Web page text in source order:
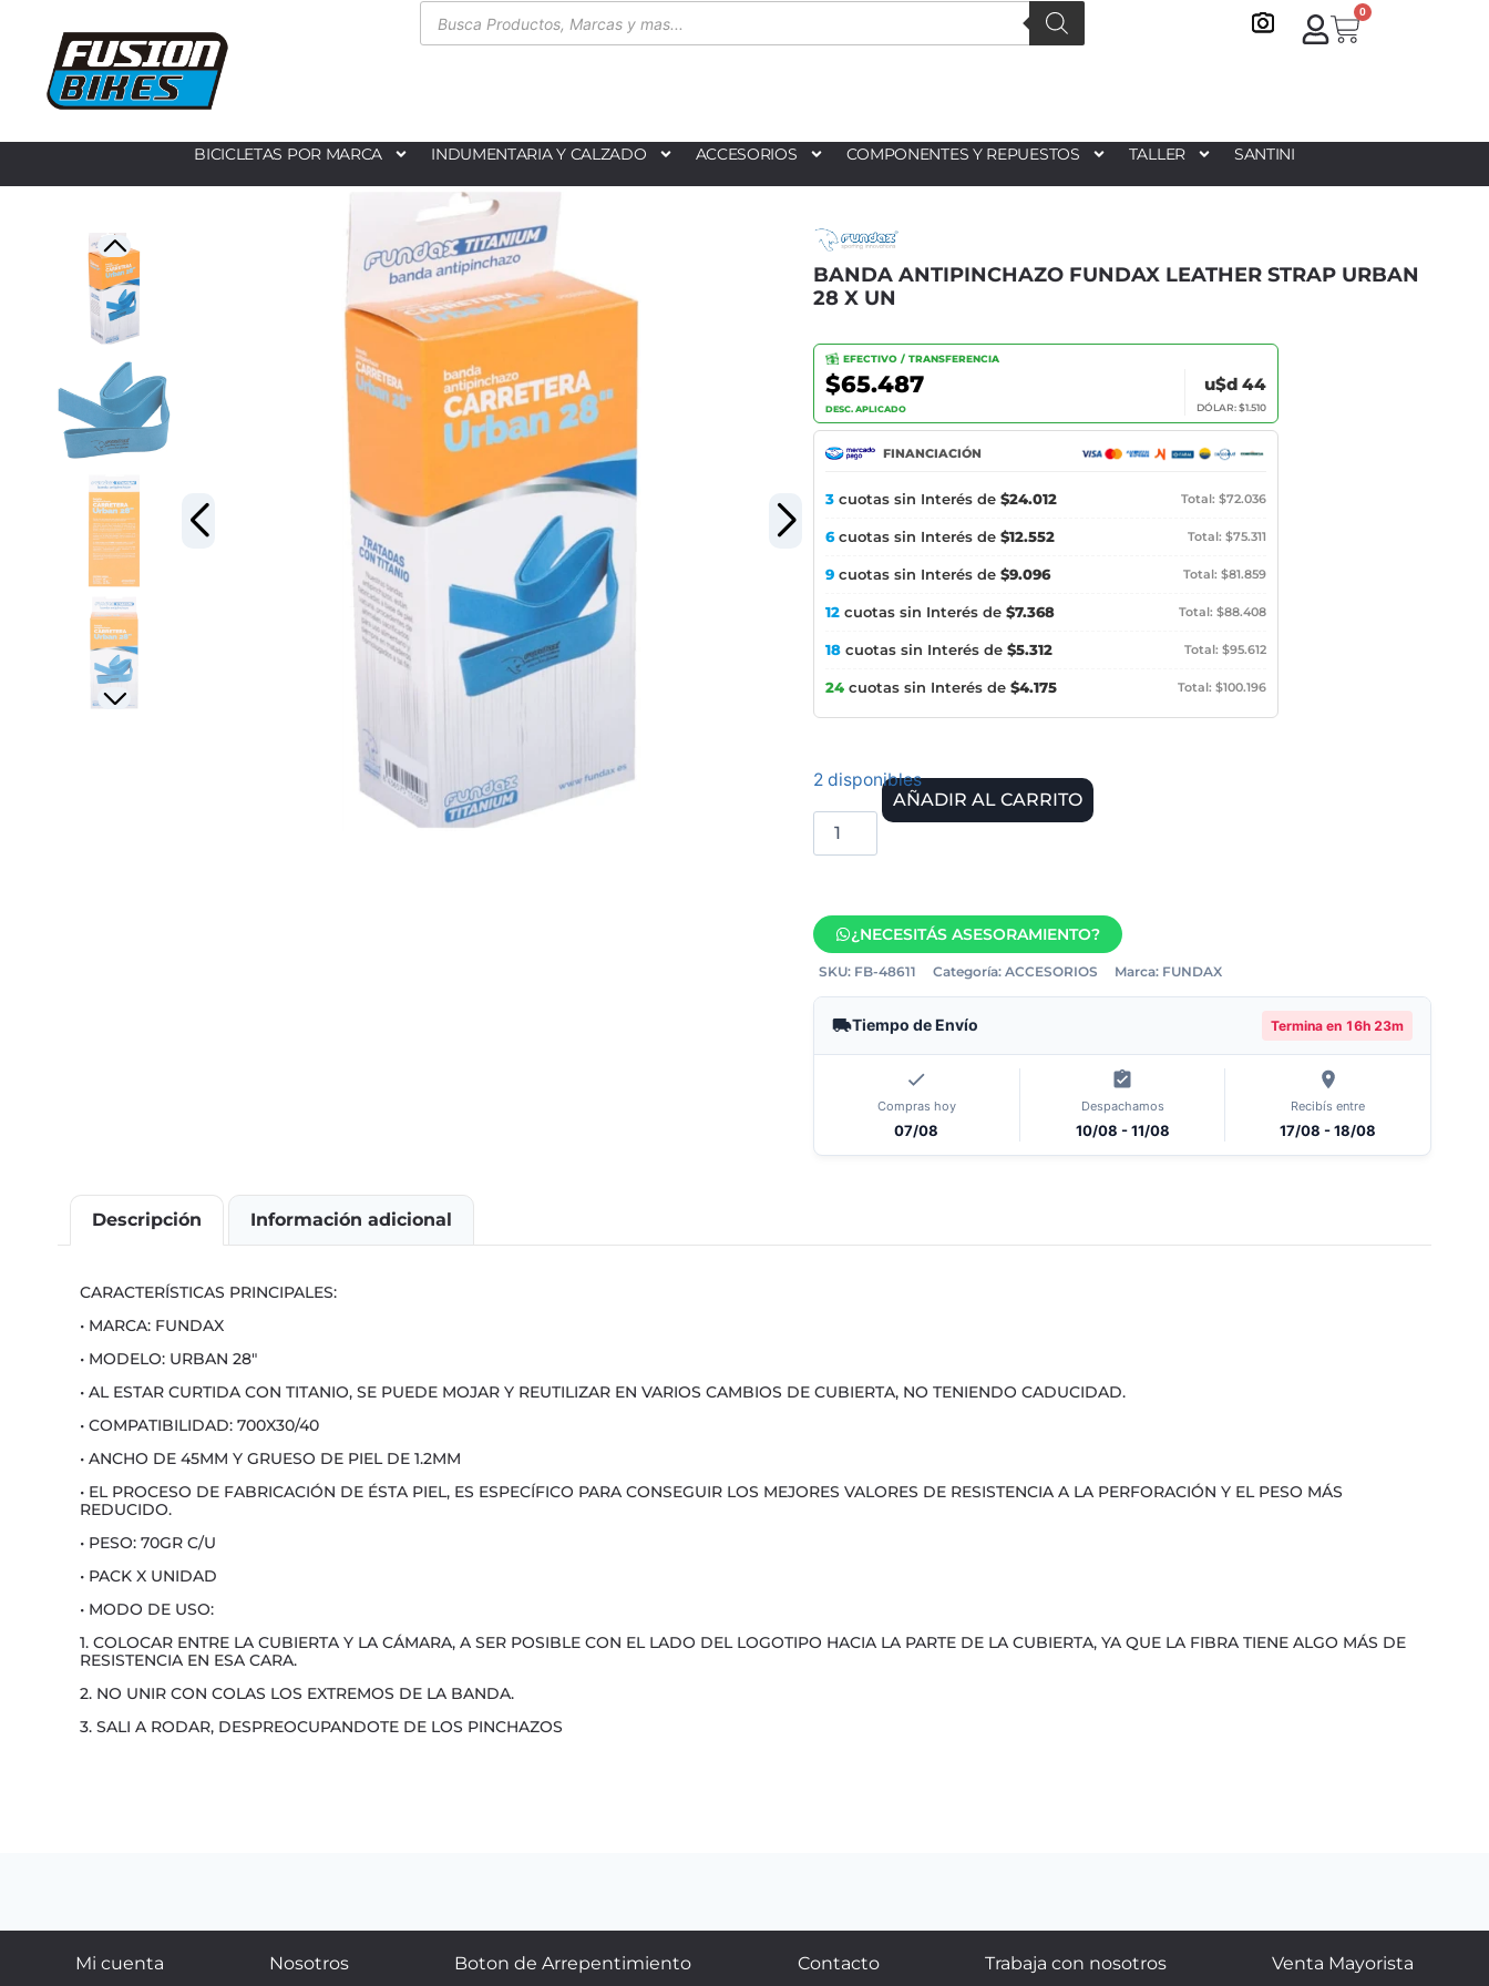
0
BICICLETAS POR MARCA INDUMENTARIA Y CALZADO ACCESORIOS COMPONENTES Y REPUESTOS TALLER SANTINI
BANDA ANTIPINCHAZO FUNDAX LEATHER STRAP URBAN
28 X UN
EFECTIVO / TRANSFERENCIA
$65.487
DESC. APLICADO
u$d 44
DÓLAR: $1.510
FINANCIACIÓN
3 cuotas sin Interés de $24.012 Total: $72.036
6cuotas sin Interés de $12.552 Total: $75.311
9 cuotas sin Interés de $9.096 Total: $81.859
12 cuotas sin Interés de $7.368 Total: $88.408
18 cuotas sin Interés de $5.312 Total: $95.612
24 cuotas sin Interés de $4.175 Total: $100.196
2 disponibles
AÑADIR AL CARRITO
¿NECESITÁS ASESORAMIENTO?
SKU: FB-48611 Categoría: ACCESORIOS Marca: FUNDAX
Tiempo de Envío Termina en 16h 23m
Compras hoy
07/08
Despachamos
10/08 - 11/08
Recibís entre
17/08 - 18/08
Descripción Información adicional
CARACTERÍSTICAS PRINCIPALES:
• MARCA: FUNDAX
• MODELO: URBAN 28″
• AL ESTAR CURTIDA CON TITANIO, SE PUEDE MOJAR Y REUTILIZAR EN VARIOS CAMBIOS DE CUBIERTA, NO TENIENDO CADUCIDAD.
• COMPATIBILIDAD: 700X30/40
• ANCHO DE 45MM Y GRUESO DE PIEL DE 1.2MM
• EL PROCESO DE FABRICACIÓN DE ÉSTA PIEL, ES ESPECÍFICO PARA CONSEGUIR LOS MEJORES VALORES DE RESISTENCIA A LA PERFORACIÓN Y EL PESO MÁS
REDUCIDO.
• PESO: 70GR C/U
• PACK X UNIDAD
• MODO DE USO:
1. COLOCAR ENTRE LA CUBIERTA Y LA CÁMARA, A SER POSIBLE CON EL LADO DEL LOGOTIPO HACIA LA PARTE DE LA CUBIERTA, YA QUE LA FIBRA TIENE ALGO MÁS DE
RESISTENCIA EN ESA CARA.
2. NO UNIR CON COLAS LOS EXTREMOS DE LA BANDA.
3. SALI A RODAR, DESPREOCUPANDOTE DE LOS PINCHAZOS
Mi cuenta Nosotros Boton de Arrepentimiento Contacto Trabaja con nosotros Venta Mayorista